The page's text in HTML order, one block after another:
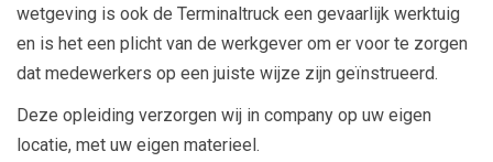
wetgeving is ook de Terminaltruck een gevaarlijk werktuig
en is het een plicht van de werkgever om er voor te zorgen
dat medewerkers op een juiste wijze zijn geïnstrueerd.
Deze opleiding verzorgen wij in company op uw eigen
locatie, met uw eigen materieel.